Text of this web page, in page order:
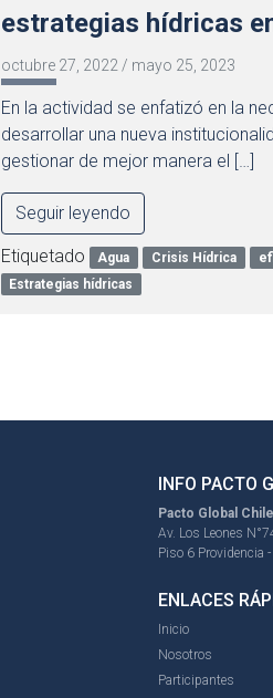
estrategias hídricas
octubre 27, 2022 / mayo 25, 2023
En la actividad se enfatizó en la
desarrollar una nueva
gestionar de mejor manera el […]
Seguir leyendo
Etiquetado Agua Crisis Hídrica
Estrategias hídricas
INFO PACTO
Pacto Global
Av. Los Leones
Piso 6 Providencia
ENLACES
Inicio
Nosotros
Participantes